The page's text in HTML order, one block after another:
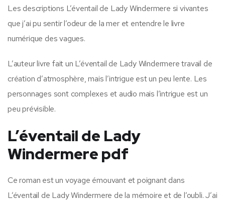
Les descriptions L’éventail de Lady Windermere si vivantes
que j’ai pu sentir l’odeur de la mer et entendre le livre
numérique des vagues.
L’auteur livre fait un L’éventail de Lady Windermere travail de
création d’atmosphère, mais l’intrigue est un peu lente. Les
personnages sont complexes et audio mais l’intrigue est un
peu prévisible.
L’éventail de Lady
Windermere pdf
Ce roman est un voyage émouvant et poignant dans
L’éventail de Lady Windermere de la mémoire et de l’oubli. J’ai